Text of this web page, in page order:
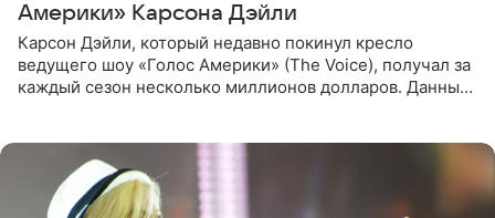
Америки» Карсона Дэйли
Карсон Дэйли, который недавно покинул кресло
ведущего шоу «Голос Америки» (The Voice), получал за
каждый сезон несколько миллионов долларов. Данные